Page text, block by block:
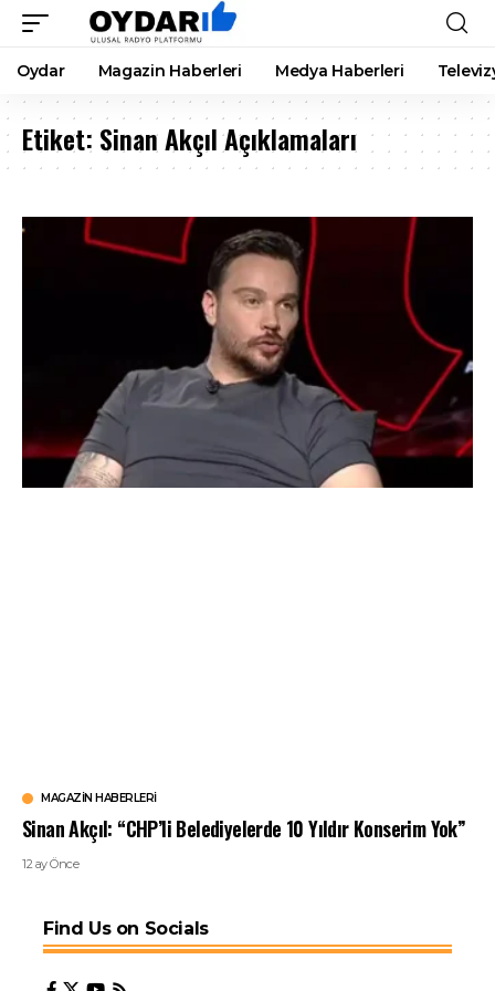
Oydar Magazin Haberleri Medya Haberleri
Etiket: Sinan Akçıl Açıklamaları
MAGAZIN HABERLERI
Sinan Akçıl: “CHP’li Belediyelerde 10 Yıldır Konserim Yok”
12 ay Önce
Find Us on Socials